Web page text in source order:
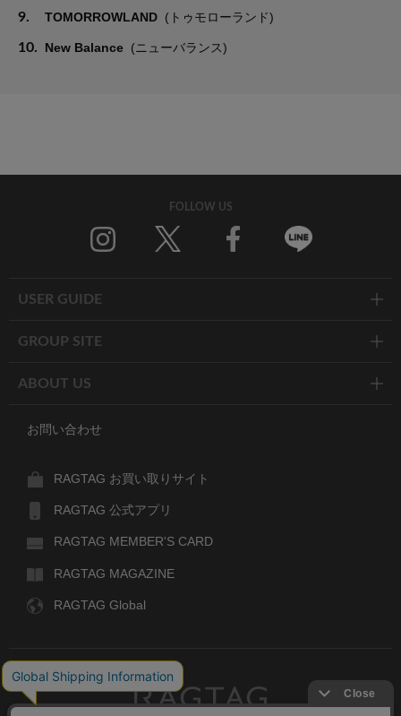
9. TOMORROWLAND (トゥモローランド)
10. New Balance (ニューバランス)
FOLLOW US
USER GUIDE
GROUP SITE
ABOUT US
お問い合わせ
RAGTAG お買い取りサイト
RAGTAG 公式アプリ
RAGTAG MEMBER'S CARD
RAGTAG MAGAZINE
RAGTAG Global